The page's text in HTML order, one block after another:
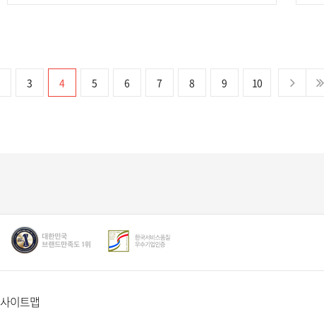
3 4 5 6 7 8 9 10
사이트맵